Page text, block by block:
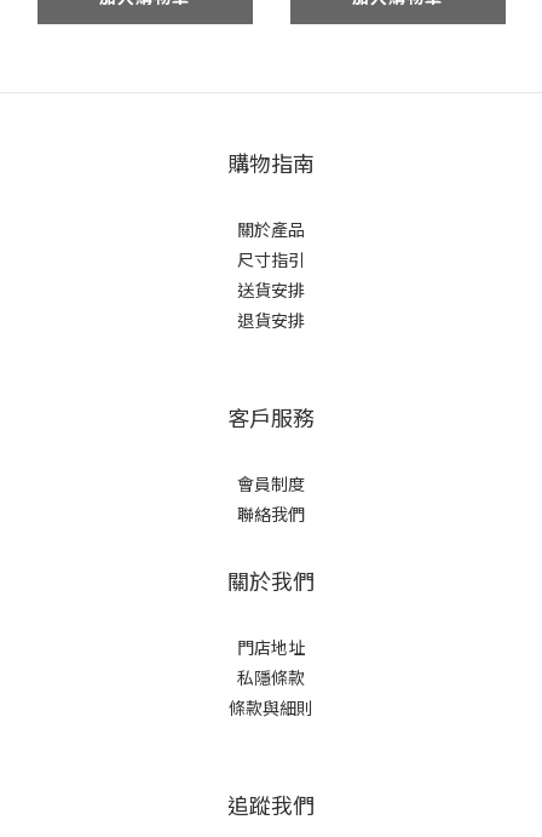
購物指南
關於產品
尺寸指引
送貨安排
退貨安排
客戶服務
會員制度
聯絡我們
關於我們
門店地址
私隱條款
條款與細則
追蹤我們